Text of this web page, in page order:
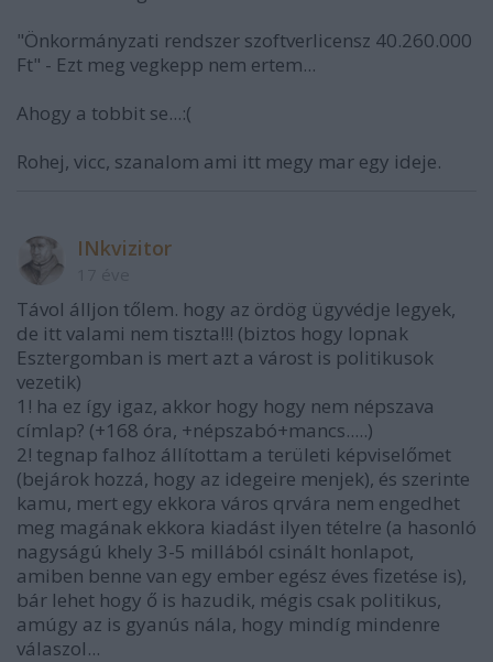
"Önkormányzati rendszer szoftverlicensz 40.260.000
Ft" - Ezt meg vegkepp nem ertem...
Ahogy a tobbit se...:(
Rohej, vicc, szanalom ami itt megy mar egy ideje.
INkvizitor
Távol álljon tőlem. hogy az ördög ügyvédje legyek,
de itt valami nem tiszta!!! (biztos hogy lopnak
Esztergomban is mert azt a várost is politikusok
vezetik)
1! ha ez így igaz, akkor hogy hogy nem népszava
címlap? (+168 óra, +népszabó+mancs.....)
2! tegnap falhoz állítottam a területi képviselőmet
(bejárok hozzá, hogy az idegeire menjek), és szerinte
kamu, mert egy ekkora város qrvára nem engedhet
meg magának ekkora kiadást ilyen tételre (a hasonló
nagyságú khely 3-5 millából csinált honlapot,
amiben benne van egy ember egész éves fizetése is),
bár lehet hogy ő is hazudik, mégis csak politikus,
amúgy az is gyanús nála, hogy mindíg mindenre
válaszol...